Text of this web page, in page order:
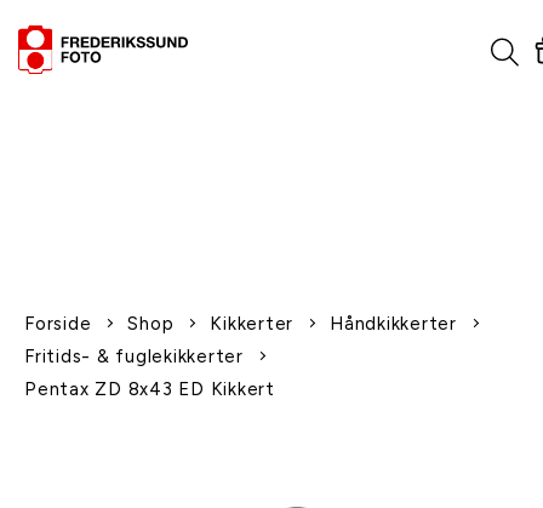
Forside Shop Kikkerter
Håndkikkerter
Fritids- & fuglekikkerter
Pentax ZD 8x43 ED Kikkert